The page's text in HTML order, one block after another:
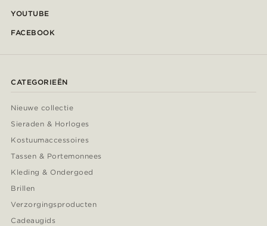
YOUTUBE
FACEBOOK
CATEGORIEËN
Nieuwe collectie
Sieraden & Horloges
Kostuumaccessoires
Tassen & Portemonnees
Kleding & Ondergoed
Brillen
Verzorgingsproducten
Cadeaugids